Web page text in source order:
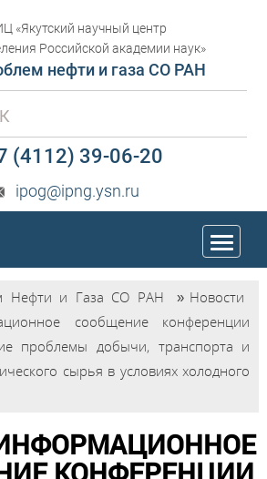
«Якутский научный центр
Российской академии наук»
нефти и газа СО РАН
(4112) 39-06-20
ipog@ipng.ysn.ru
trk
Нефти и Газа СО РАН » Новости
сообщение конференции
проблемы добычи, транспорта и
сырья в условиях холодного